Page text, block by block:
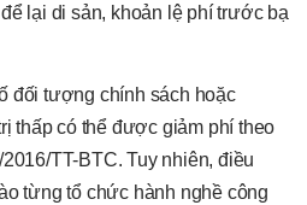
lại di sản, khoản lệ phí trước bạ
đối tượng chính sách hoặc
thấp có thể được giảm phí theo
TT-BTC. Tuy nhiên, điều
từng tổ chức hành nghề công